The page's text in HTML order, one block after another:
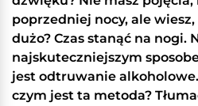
poprzedniej nocy, ale
dużo? Czas stanąć na nogi.
najskuteczniejszym
jest odtruwanie
czym jest ta metoda?